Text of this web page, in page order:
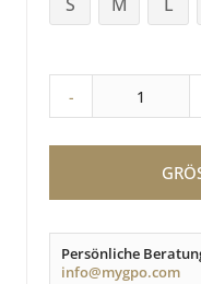
-
Persönliche
info@mygpo.com